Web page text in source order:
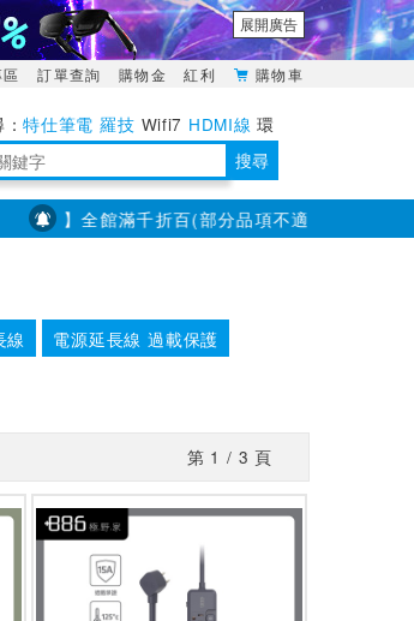
展開廣告
訂單查詢 購物金 紅利 購物車
特仕筆電 羅技 Wifi7 HDMI線 環
緯POWER 搜尋
】全館滿千折百(部分品項不適用，滿2千折
線
電源延長線 過載保護
第 1 / 3 頁